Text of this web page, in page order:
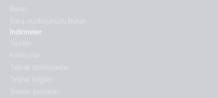
İndirmeler
Yazılım
Kılavuzlar
Teknik dökümanlar
Teknik bilgiler
Sistem şemaları
Basın
Satış müdürünüzü bulun